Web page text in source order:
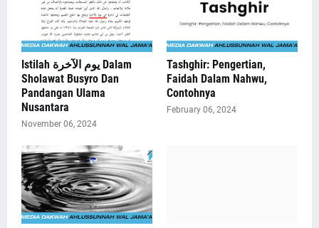
Istilah يوم الآخرة Dalam
Sholawat Busyro Dan
Pandangan Ulama
Nusantara
November 06, 2024
Tashghir: Pengertian,
Faidah Dalam Nahwu,
Contohnya
February 06, 2024